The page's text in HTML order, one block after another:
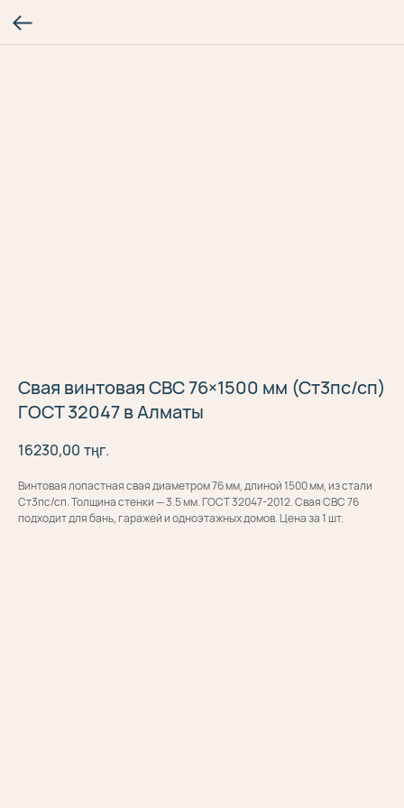
Свая винтовая СВС 76×1500 мм (Ст3пс/сп)
ГОСТ 32047 в Алматы
16230,00 тңг.
Винтовая лопастная свая диаметром 76 мм, длиной 1500 мм, из стали
Ст3пс/сп. Толщина стенки — 3.5 мм. ГОСТ 32047-2012. Свая СВС 76
подходит для бань, гаражей и одноэтажных домов. Цена за 1 шт.